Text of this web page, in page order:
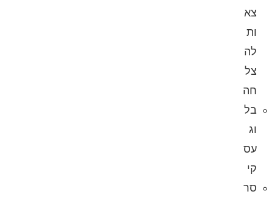
צא
ות
לה
צל
חה
בל
וג
עס
קי
סר